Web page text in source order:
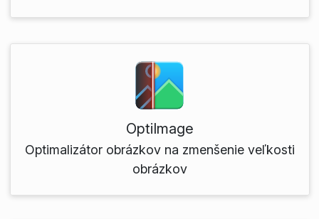
OptiImage
Optimalizátor obrázkov na zmenšenie veľkosti
obrázkov